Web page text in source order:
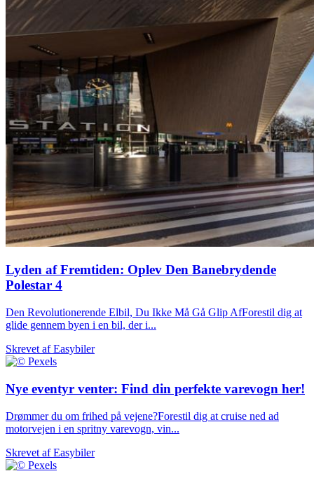
Lyden af Fremtiden: Oplev Den Banebrydende
Polestar 4
Den Revolutionerende Elbil, Du Ikke Må Gå Glip AfForestil dig at
glide gennem byen i en bil, der i...
Skrevet afEasybiler
Nye eventyr venter: Find din perfekte varevogn her!
Drømmer du om frihed på vejene?Forestil dig at cruise ned ad
motorvejen i en spritny varevogn, vin...
Skrevet afEasybiler